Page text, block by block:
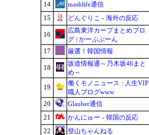
14
mashlife通信
15
どんぐりこ - 海外の反応
16
広島東洋カープまとめブロ
グ | かーぷぶーん
17
厳選！韓国情報
18
坂道情報通～乃木坂46まと
め～
19
働くモノニュース : 人生VIP
職人ブログwww
20
Glauber通信
21
かんにゅー - 韓国の反応
22
登山ちゃんねる